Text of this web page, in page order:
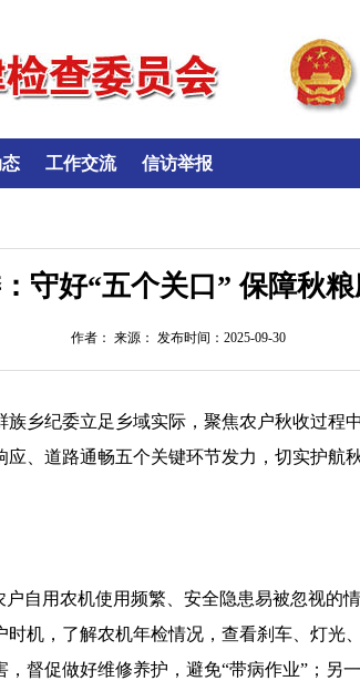
工作交流 信访举报
守好“五个关口” 保障秋
作者： 来源： 发布时间：2025-09-30
乡纪委立足乡域实际，聚焦农户秋收过程
、道路通畅五个关键环节发力，切实护航
自用农机使用频繁、安全隐患易被忽视的
机，了解农机年检情况，查看刹车、灯光
督促做好维修养护，避免“带病作业”；另